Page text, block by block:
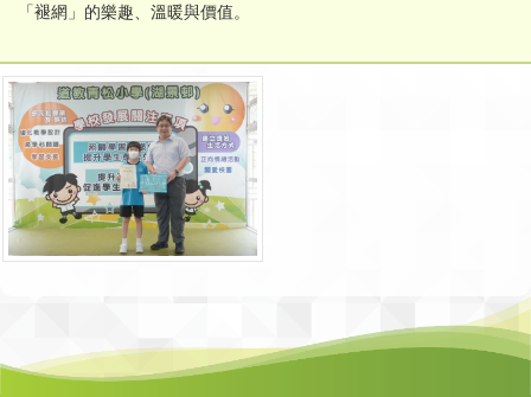
「褪網」的樂趣、溫暖與價值。